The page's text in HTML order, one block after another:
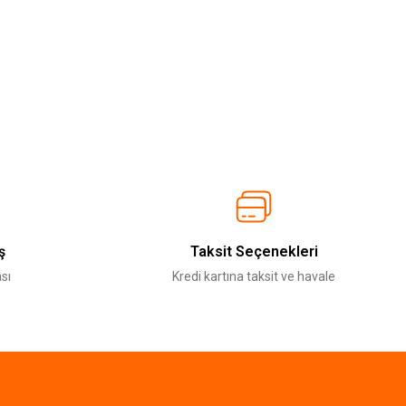
Taksit Seçenekleri
Kredi kartına taksit ve havale